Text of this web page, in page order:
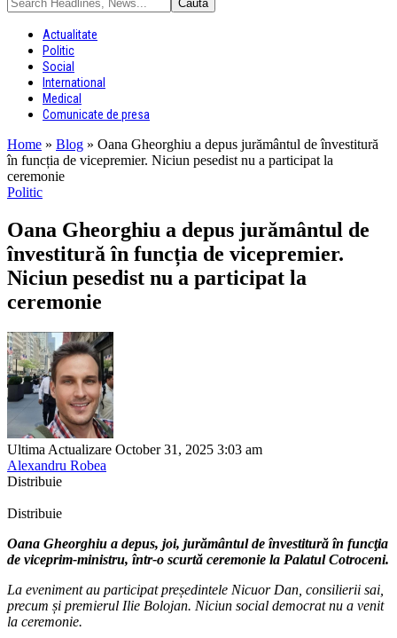
Actualitate
Politic
Social
International
Medical
Comunicate de presa
Home » Blog » Oana Gheorghiu a depus jurământul de învestitură
în funcția de vicepremier. Niciun pesedist nu a participat la
ceremonie
Politic
Oana Gheorghiu a depus jurământul de
învestitură în funcția de vicepremier.
Niciun pesedist nu a participat la
ceremonie
Ultima Actualizare October 31, 2025 3:03 am
Alexandru Robea
Distribuie
Distribuie
Oana Gheorghiu a depus, joi, jurământul de învestitură în funcţia
de viceprim-ministru, într-o scurtă ceremonie la Palatul Cotroceni.
La eveniment au participat președintele Nicuor Dan, consilierii sai,
precum și premierul Ilie Bolojan. Niciun social democrat nu a venit
la ceremonie.